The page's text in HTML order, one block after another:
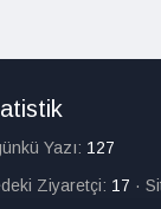
Yazı: 127
Ziyaretçi: 17 ·